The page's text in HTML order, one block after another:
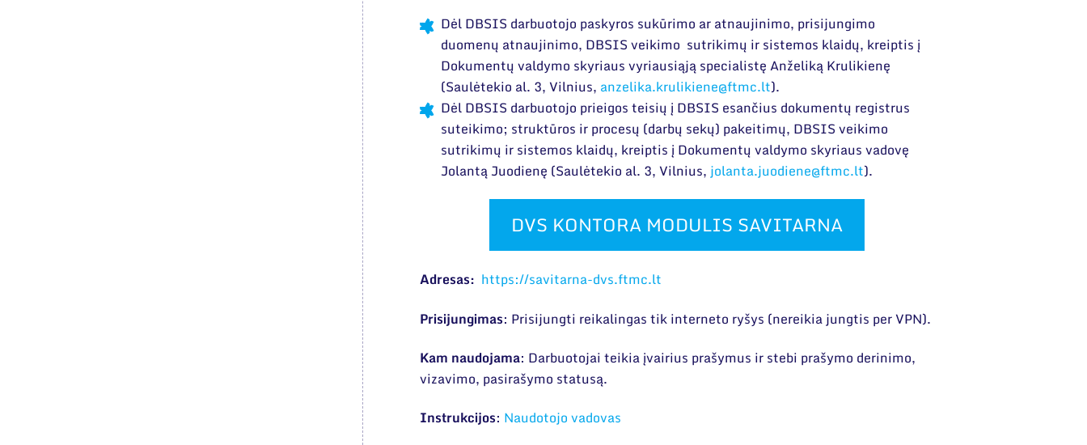
Dėl DBSIS darbuotojo paskyros sukūrimo ar atnaujinimo, prisijungimo
duomenų atnaujinimo, DBSIS veikimo sutrikimų ir sistemos klaidų, kreiptis į
Dokumentų valdymo skyriaus vyriausiąją specialistę Anželiką Krulikienę
(Saulėtekio al. 3, Vilnius, anzelika.krulikiene@ftmc.lt).
Dėl DBSIS darbuotojo prieigos teisių į DBSIS esančius dokumentų registrus
suteikimo; struktūros ir procesų (darbų sekų) pakeitimų, DBSIS veikimo
sutrikimų ir sistemos klaidų, kreiptis į Dokumentų valdymo skyriaus vadovę
Jolantą Juodienę (Saulėtekio al. 3, Vilnius, jolanta.juodiene@ftmc.lt).
DVS KONTORA MODULIS SAVITARNA
Adresas: https://savitarna-dvs.ftmc.lt
Prisijungimas: Prisijungti reikalingas tik interneto ryšys (nereikia jungtis per VPN).
Kam naudojama: Darbuotojai teikia įvairius prašymus ir stebi prašymo derinimo,
vizavimo, pasirašymo statusą.
Instrukcijos: Naudotojo vadovas